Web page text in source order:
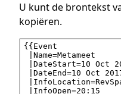
U kunt de brontekst
kopiëren.